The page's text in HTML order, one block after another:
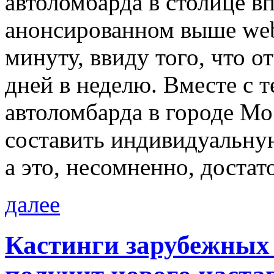
анонсированном выше
минуту, ввиду того, что
дней в неделю. Вместе с
автоломбарда в городе
составить
а это, несомненно,
далее
Кастинги